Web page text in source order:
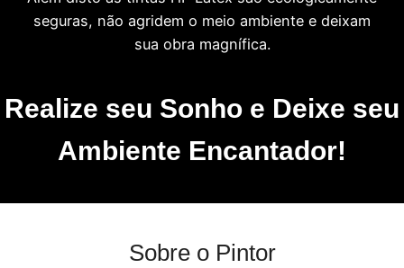
seguras, não agridem o meio ambiente e deixam
sua obra magnífica.
Realize seu Sonho e Deixe seu
Ambiente Encantador!
Sobre o Pintor